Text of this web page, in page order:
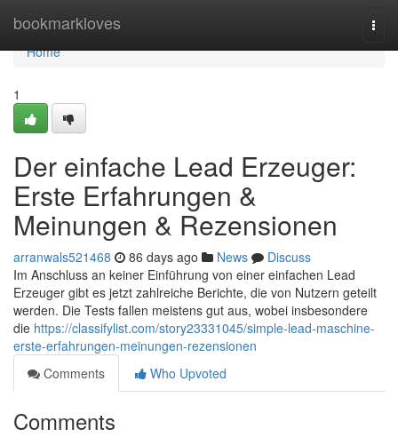
bookmarkloves
Home
Home
1
Der einfache Lead Erzeuger:
Erste Erfahrungen &
Meinungen & Rezensionen
arranwals521468 86 days ago News
Discuss
Im Anschluss an keiner Einführung von einer einfachen Lead
Erzeuger gibt es jetzt zahlreiche Berichte, die von Nutzern geteilt
werden. Die Tests fallen meistens gut aus, wobei insbesondere
die https://classifylist.com/story23331045/simple-lead-maschine-
erste-erfahrungen-meinungen-rezensionen
Comments
Who Upvoted
Comments